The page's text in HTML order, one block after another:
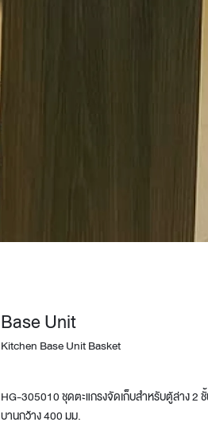
Base Unit
Kitchen Base Unit Basket
HG-305010 ชุดตะแกรงจัดเก็บสำหรับตู้ล่าง 2 ชั้
บานกว้าง 400 มม.